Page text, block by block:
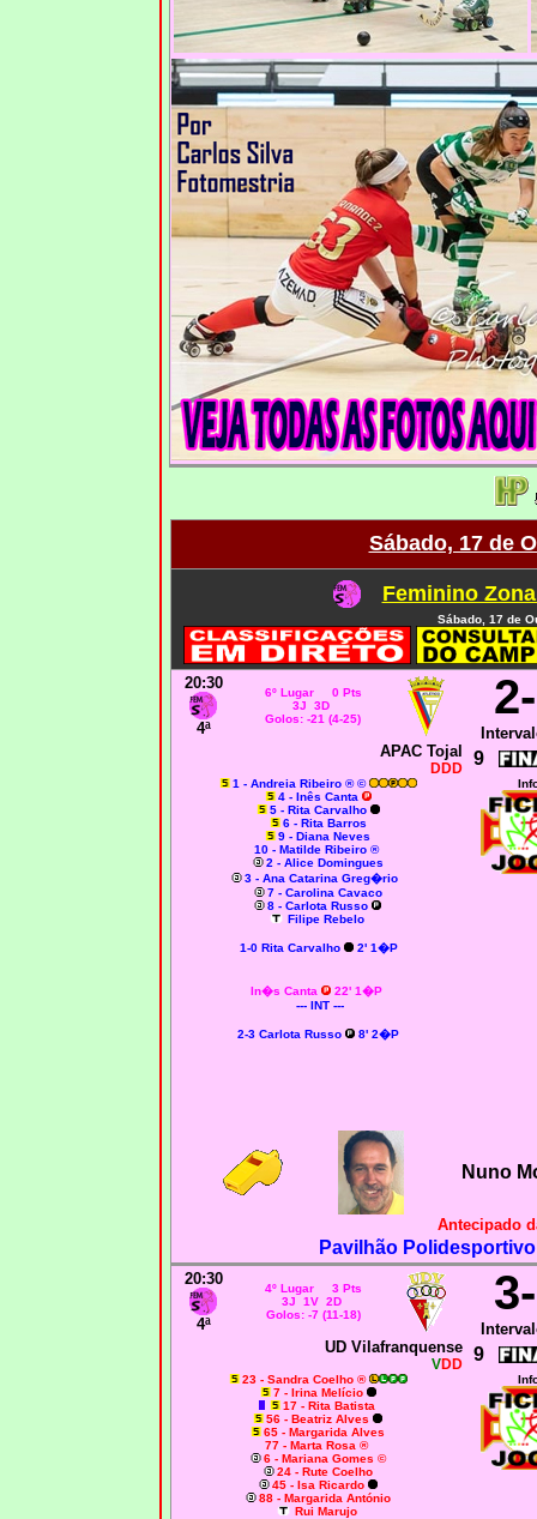
Sábado, 17 de
Feminino
Sábado, 17 de
20:30
4ª
6º Lugar 0 Pts
3J 3D
Golos: -21 (4-25)
APAC Tojal
DDD 9
1 - Andreia Ribeiro ® ©
4 - Inês Canta
5 - Rita Carvalho
6 - Rita Barros
9 - Diana Neves
10 - Matilde Ribeiro ®
2 - Alice Domingues
3 - Ana Catarina Greg�rio
7 - Carolina Cavaco
8 - Carlota Russo
Filipe Rebelo
1-0 Rita Carvalho 2' 1�P
In�s Canta
22' 1�P
--- INT ---
2-3 Carlota Russo 8' 2�P
Nuno
Antecipado
Pavilhão
20:30
4ª
4º Lugar 3 Pts
3J 1V 2D
Golos: -7 (11-18)
UD Vilafranquense
VDD 9
23 - Sandra Coelho ®
7 - Irina Melício
17 - Rita Batista
56 - Beatriz Alves
65 - Margarida Alves
77 - Marta Rosa ®
6 - Mariana Gomes ©
24 - Rute Coelho
45 - Isa Ricardo
88 - Margarida António
Rui Marujo